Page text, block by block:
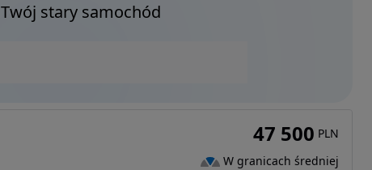
stary samochód
47 500 PLN
W granicach średniej